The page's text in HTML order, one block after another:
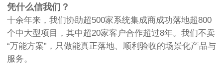
凭什么信我们？
十余年来，我们协助超500家系统集成商成功落地超800
个中大型项目，其中超20家客户合作超过8年。我们不卖
“万能方案”，只做能真正落地、顺利验收的场景化产品与
服务。